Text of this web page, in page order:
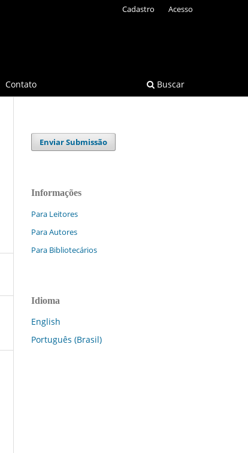
Contato Buscar
Cadastro Acesso
Enviar Submissão
Informações
Para Leitores
Para Autores
Para Bibliotecários
Idioma
English
Português (Brasil)